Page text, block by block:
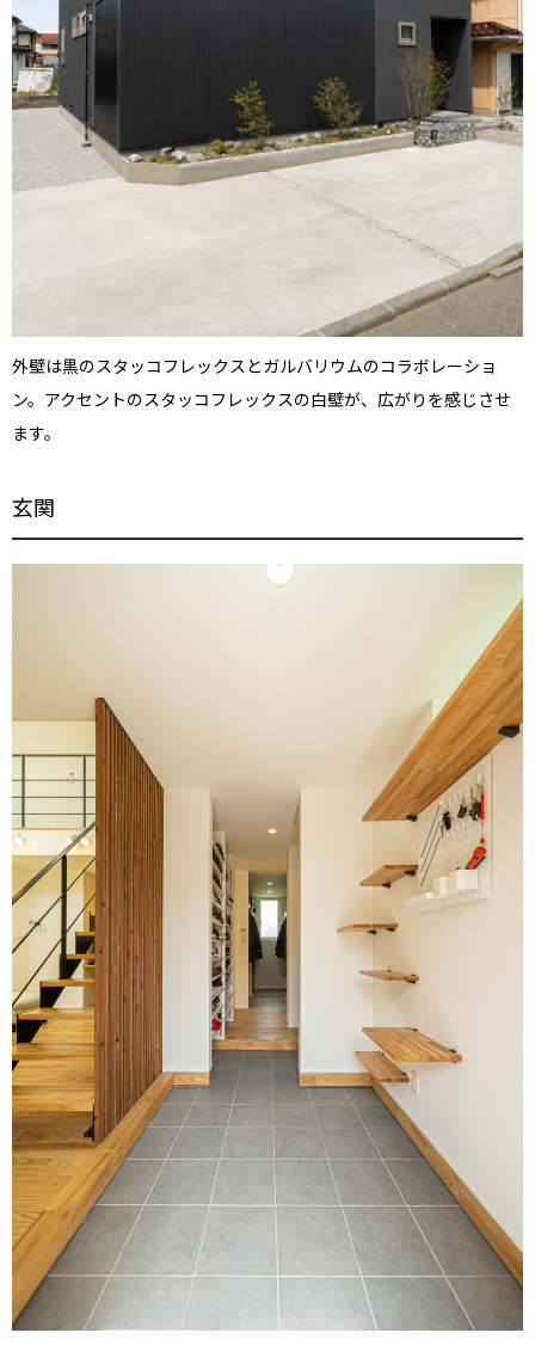
外壁は黒のスタッコフレックスとガルバリウムのコラボレーショ
ン。アクセントのスタッコフレックスの白壁が、広がりを感じさせ
ます。
玄関